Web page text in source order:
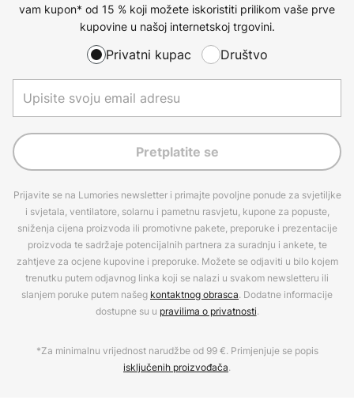
vam kupon* od 15 % koji možete iskoristiti prilikom vaše prve
kupovine u našoj internetskoj trgovini.
Privatni kupac Društvo
Pretplatite se
Prijavite se na Lumories newsletter i primajte povoljne ponude za svjetiljke
i svjetala, ventilatore, solarnu i pametnu rasvjetu, kupone za popuste,
sniženja cijena proizvoda ili promotivne pakete, preporuke i prezentacije
proizvoda te sadržaje potencijalnih partnera za suradnju i ankete, te
zahtjeve za ocjene kupovine i preporuke. Možete se odjaviti u bilo kojem
trenutku putem odjavnog linka koji se nalazi u svakom newsletteru ili
slanjem poruke putem našeg kontaktnog obrasca. Dodatne informacije
dostupne su u pravilima o privatnosti.
*Za minimalnu vrijednost narudžbe od 99 €. Primjenjuje se popis
isključenih proizvođača.